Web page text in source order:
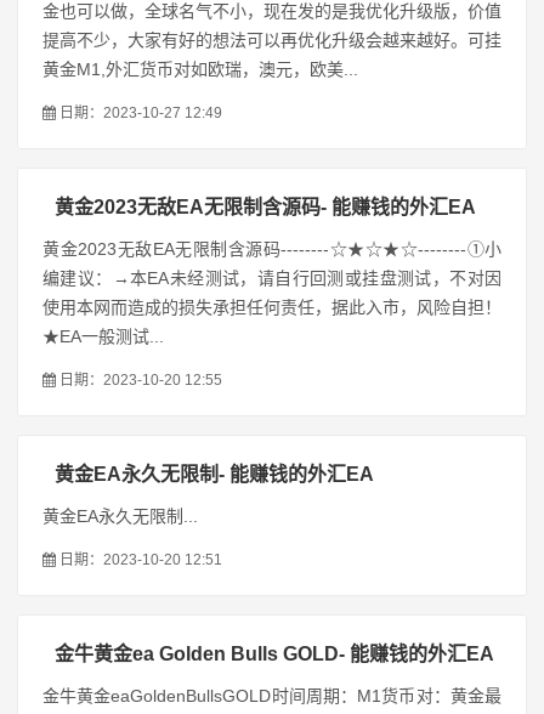
金也可以做，全球名气不小，现在发的是我优化升级版，价值
提高不少，大家有好的想法可以再优化升级会越来越好。可挂
黄金M1,外汇货币对如欧瑞，澳元，欧美...
日期：2023-10-27 12:49
黄金2023无敌EA无限制含源码- 能赚钱的外汇EA
黄金2023无敌EA无限制含源码--------☆★☆★☆--------①小
编建议：→本EA未经测试，请自行回测或挂盘测试，不对因
使用本网而造成的损失承担任何责任，据此入市，风险自担！
★EA一般测试...
日期：2023-10-20 12:55
黄金EA永久无限制- 能赚钱的外汇EA
黄金EA永久无限制...
日期：2023-10-20 12:51
金牛黄金ea Golden Bulls GOLD- 能赚钱的外汇EA
金牛黄金eaGoldenBullsGOLD时间周期：M1货币对：黄金最